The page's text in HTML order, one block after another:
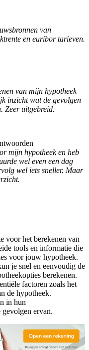
van
en euribor tarieven.
van mijn hypotheek
inzicht wat de gevolgen
Zeer uitgebreid.
mijn hypotheek en heb
wel even een dag
wel iets sneller. Maar
voor het berekenen van
tools en informatie die
voor jouw hypotheek.
je snel en eenvoudig de
berekenen.
factoren zoals het
de hypotheek.
in hun
ervan.